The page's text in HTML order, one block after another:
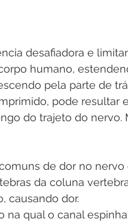
desafiadora e
humano,
pela parte de
pode resultar
do trajeto do nervo.
de dor no nervo
da coluna
causando dor.
na qual o canal